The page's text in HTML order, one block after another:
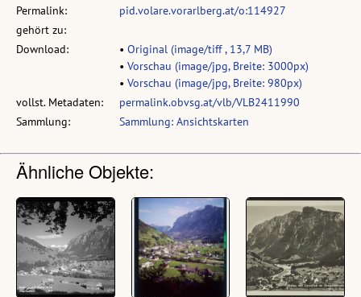
Permalink:
pid.volare.vorarlberg.at/o:114927
gehört zu:
Download:
• Original (image/tiff , 13,7 MB)
• Vorschau (image/jpg, Breite: 3000px)
• Vorschau (image/jpg, Breite: 980px)
vollst. Metadaten:
permalink.obvsg.at/vlb/VLB2411990
Sammlung:
Sammlung: Ansichtskarten
Ähnliche Objekte: